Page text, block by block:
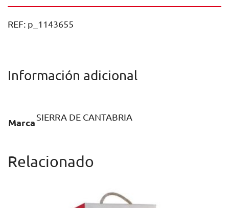
1U
REF: p_1143655
Información adicional
Marca
SIERRA DE CANTABRIA
Relacionado